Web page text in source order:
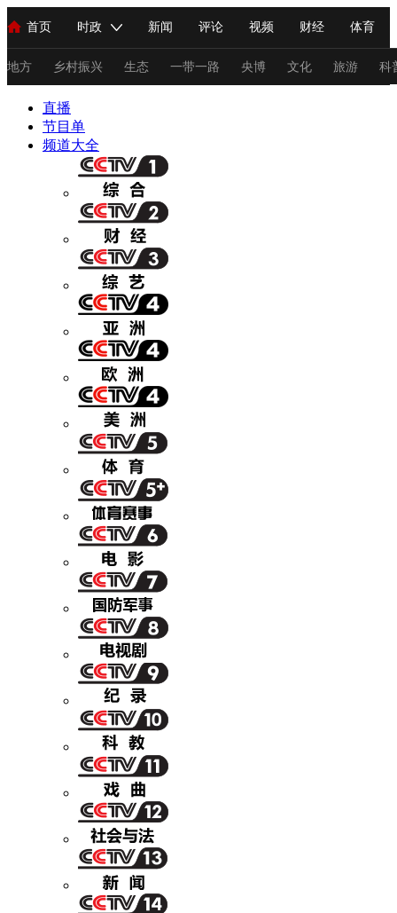
首页 时政 新闻 评论 视频 财经 体育
人民领袖习近平 联播+ 中国领导人 央视快评 习式妙语
直播 栏目大全 节目单 听音 微视频 主持人
海外频道 iPanda English Монгол
地方 乡村振兴 生态 一带一路 央博 文化 旅游 科
总台春晚
国内 国际
人民领袖习近平
小央视频
前线 比划
直播 竞猜
VIP会员 CCTV奥林匹克频道
教育 乡村振兴
大国智造 大国展会
CCTV.节目官网 直播
直播
节目单
频道大全